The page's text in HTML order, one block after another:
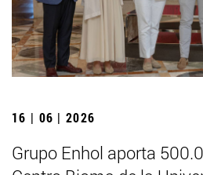
16 | 06 | 2026
Grupo Enhol aporta